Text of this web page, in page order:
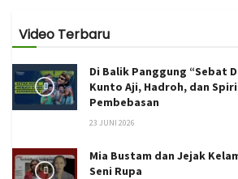
Video Terbaru
Di Balik Panggung “Sebat
Kunto Aji, Hadroh, dan
Pembebasan
23 JUNI 2026
Mia Bustam dan Jejak
Seni Rupa